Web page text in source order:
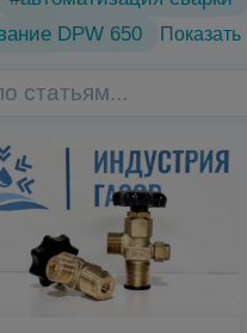
DPW 650
Показать